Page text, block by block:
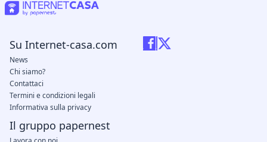
Su Internet-casa.com
News
Chi siamo?
Contattaci
Termini e condizioni legali
Informativa sulla privacy
Il gruppo papernest